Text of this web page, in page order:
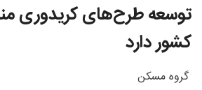
توسعه طرح‌های کریدوری
کشور دارد
گروه مسکن